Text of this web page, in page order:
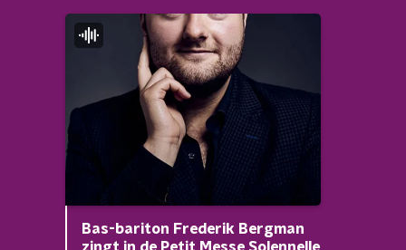
Bas-bariton Frederik Bergman